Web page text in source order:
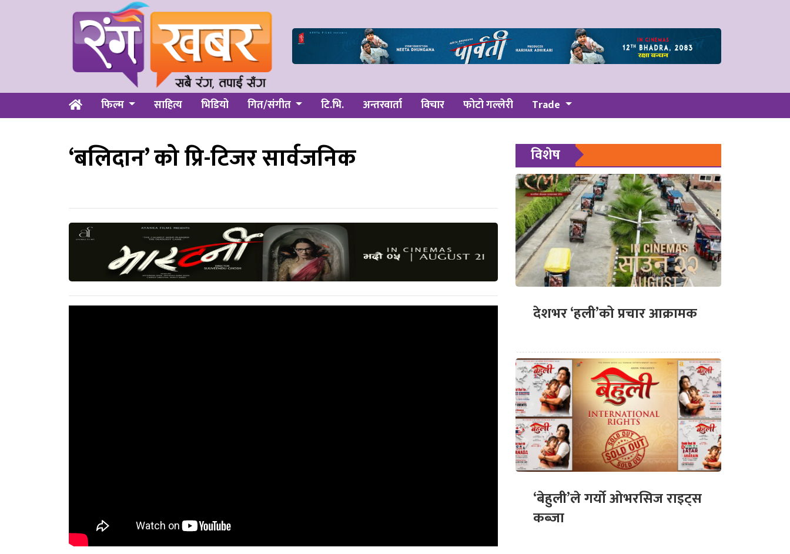
फिल्म साहित्य भिडियो गित/संगीत टि.भि. अन्तरवार्ता विचार फोटो गल्लेरी Trade
‘बलिदान’ को प्रि-टिजर सार्वजनिक विशेष
देशभर ‘हली’को प्रचार आक्रामक
‘बेहुली’ले गर्यो ओभरसिज राइट्स
कब्जा